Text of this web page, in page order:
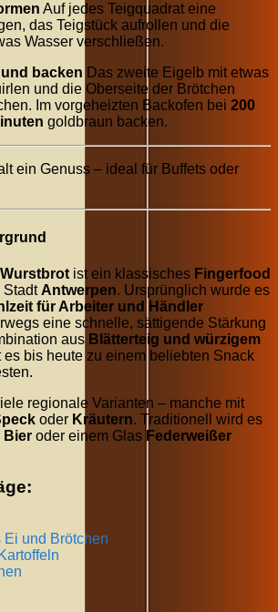
Auf jedes Teigquadrat eine
das Teigstück aufrollen und die
Wasser verschließen.
backen Das zweite Eigelb mit etwas
und die Oberseite der Brötchen
Im vorgeheizten Backofen bei 200
goldbraun backen.
ein Genuss – ideal für Buffets oder
ist ein klassisches Fingerfood
Stadt Antwerpen. Ursprünglich wurde es
für Arbeiter und Händler
eine schnelle, sättigende Stärkung
aus Blätterteig und würzigem
es bis heute zu einem beliebten Snack
regionale Varianten – manche mit
oder Kräutern. Traditionell wird es
Bier oder einem Glas Federweißer
Ei und Brötchen